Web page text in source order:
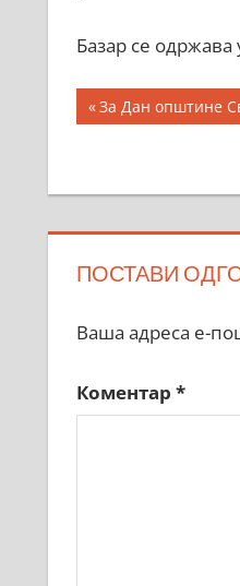
Базар се
Кретање
Previous
Post:
За Дан општине
ПОСТАВИ
Ваша адреса е-
Коментар *